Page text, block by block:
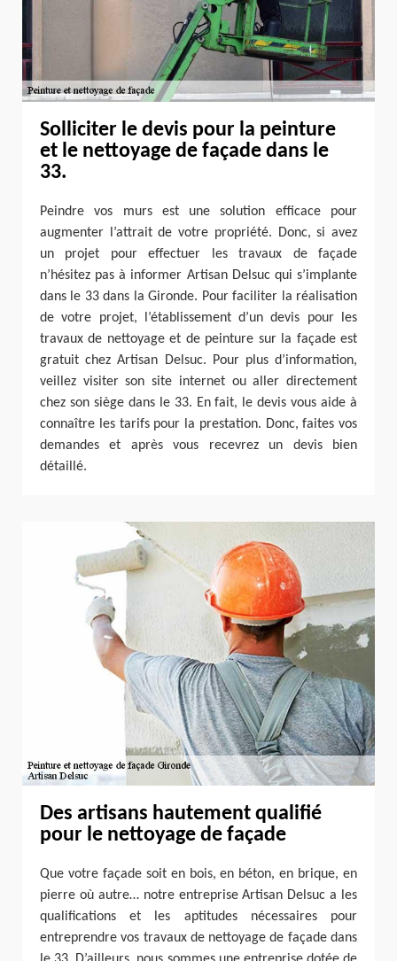
Solliciter le devis pour la peinture
et le nettoyage de façade dans le
33.
Peindre vos murs est une solution efficace pour
augmenter l’attrait de votre propriété. Donc, si avez
un projet pour effectuer les travaux de façade
n’hésitez pas à informer Artisan Delsuc qui s’implante
dans le 33 dans la Gironde. Pour faciliter la réalisation
de votre projet, l’établissement d’un devis pour les
travaux de nettoyage et de peinture sur la façade est
gratuit chez Artisan Delsuc. Pour plus d’information,
veillez visiter son site internet ou aller directement
chez son siège dans le 33. En fait, le devis vous aide à
connaître les tarifs pour la prestation. Donc, faites vos
demandes et après vous recevrez un devis bien
détaillé.
Des artisans hautement qualifié
pour le nettoyage de façade
Que votre façade soit en bois, en béton, en brique, en
pierre où autre… notre entreprise Artisan Delsuc a les
qualifications et les aptitudes nécessaires pour
entreprendre vos travaux de nettoyage de façade dans